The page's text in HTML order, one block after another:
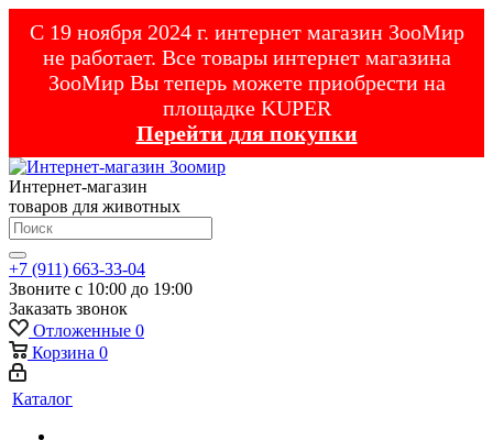
С 19 ноября 2024 г. интернет магазин ЗооМир
не работает. Все товары интернет магазина
ЗооМир Вы теперь можете приобрести на
площадке KUPER
Перейти для покупки
Интернет-магазин
товаров для животных
+7 (911) 663-33-04
Звоните с 10:00 до 19:00
Заказать звонок
Отложенные 0
Корзина 0
Каталог